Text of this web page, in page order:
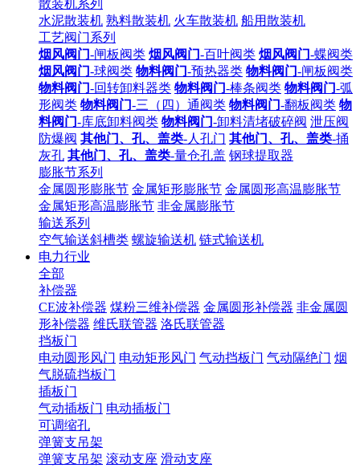
散装机系列
水泥散装机 熟料散装机 火车散装机 船用散装机
工艺阀门系列
烟风阀门-闸板阀类 烟风阀门-百叶阀类 烟风阀门-蝶阀类
烟风阀门-球阀类 物料阀门-预热器类 物料阀门-闸板阀类
物料阀门-回转卸料器类 物料阀门-棒条阀类 物料阀门-弧
形阀类 物料阀门-三（四）通阀类 物料阀门-翻板阀类 物
料阀门-库底卸料阀类 物料阀门-卸料清堵破碎阀 泄压阀
防爆阀 其他门、孔、盖类-人孔门 其他门、孔、盖类-捅
灰孔 其他门、孔、盖类-量仓孔盖 钢球提取器
膨胀节系列
金属圆形膨胀节 金属矩形膨胀节 金属圆形高温膨胀节
金属矩形高温膨胀节 非金属膨胀节
输送系列
空气输送斜槽类 螺旋输送机 链式输送机
电力行业
全部
补偿器
CE波补偿器 煤粉三维补偿器 金属圆形补偿器 非金属圆
形补偿器 维氏联管器 洛氏联管器
挡板门
电动圆形风门 电动矩形风门 气动挡板门 气动隔绝门 烟
气脱硫挡板门
插板门
气动插板门 电动插板门
可调缩孔
弹簧支吊架
弹簧支吊架 滚动支座 滑动支座